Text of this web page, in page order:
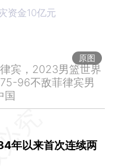
资金10亿元
亚迪10款车型破万
公布
台风“苏拉”在广东珠海金湾区登陆 对广东的风雨影响仍将持续
续，“海葵”又将来袭
停运停航
原图
宾，2023男篮世界
96不敌菲律宾男
国
年以来首次连续两